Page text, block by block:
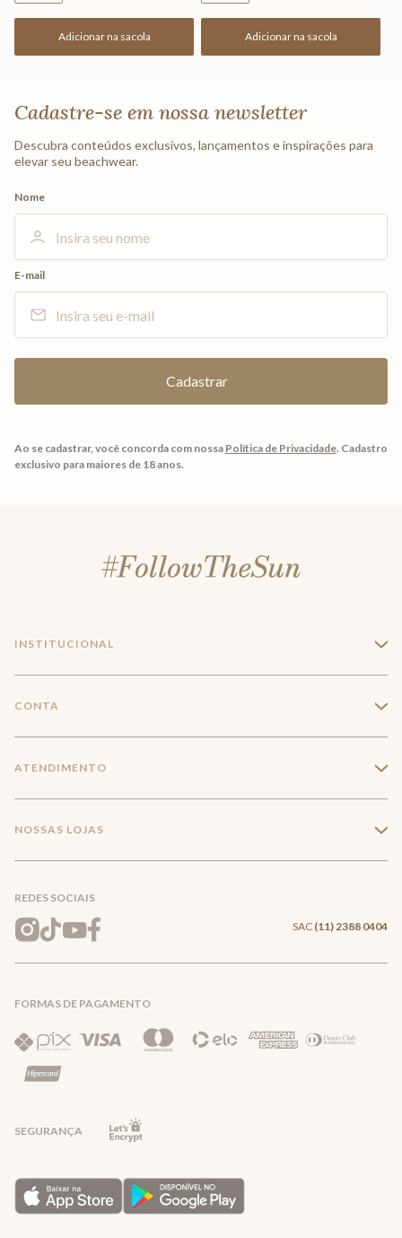
Adicionar na sacola Adicionar na sacola
Cadastre-se em nossa newsletter
Descubra conteúdos exclusivos, lançamentos e inspirações para
elevar seu beachwear.
Nome
E-mail
Ao se cadastrar, você concorda com nossa Política de Privacidade. Cadastro
exclusivo para maiores de 18 anos.
INSTITUCIONAL +
Trabalhe conosco
Mapa do Site
CONTA +
Meus pedidos
Wishlist
ATENDIMENTO +
Entrega e Frete
Trocas e Devoluções
Política de Privacidade
NOSSAS LOJAS +
REDES SOCIAIS
SAC (11) 2388 0404
FORMAS DE PAGAMENTO
SEGURANÇA